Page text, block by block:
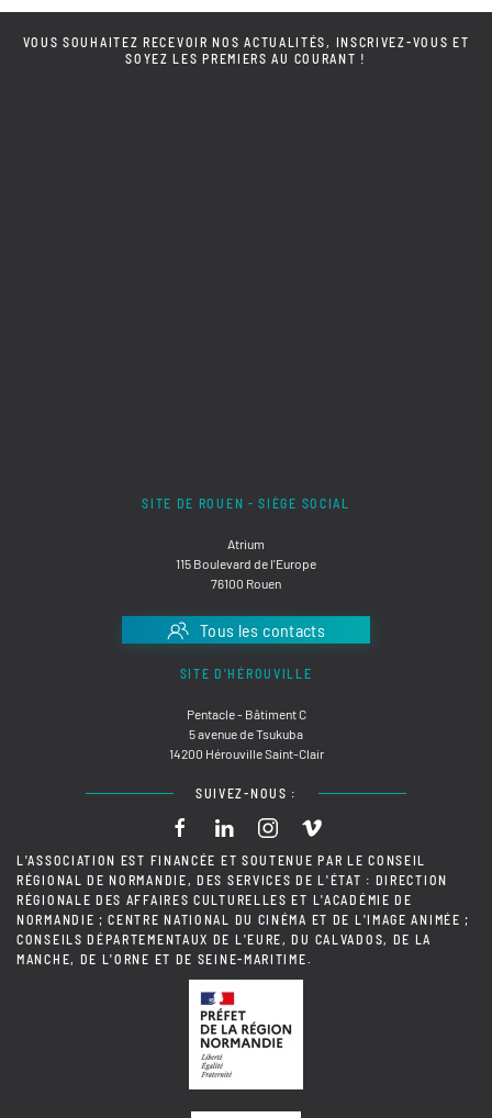
VOUS SOUHAITEZ RECEVOIR NOS ACTUALITÉS, INSCRIVEZ-VOUS ET
SOYEZ LES PREMIERS AU COURANT !
SITE DE ROUEN - SIÈGE SOCIAL
Atrium
115 Boulevard de l'Europe
76100 Rouen
Tous les contacts
SITE D'HÉROUVILLE
Pentacle - Bâtiment C
5 avenue de Tsukuba
14200 Hérouville Saint-Clair
SUIVEZ-NOUS :
L'ASSOCIATION EST FINANCÉE ET SOUTENUE PAR LE CONSEIL
RÉGIONAL DE NORMANDIE, DES SERVICES DE L'ÉTAT : DIRECTION
RÉGIONALE DES AFFAIRES CULTURELLES ET L'ACADÉMIE DE
NORMANDIE ; CENTRE NATIONAL DU CINÉMA ET DE L'IMAGE ANIMÉE ;
CONSEILS DÉPARTEMENTAUX DE L'EURE, DU CALVADOS, DE LA
MANCHE, DE L'ORNE ET DE SEINE-MARITIME.